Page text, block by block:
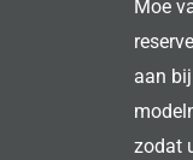
Moe
aan
zodat